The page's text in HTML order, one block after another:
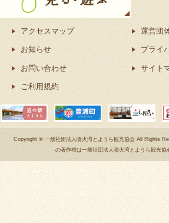
アクセスマップ
お知らせ
お問い合わせ
ご利用規約
運営団
プライ
サイト
Copyright © 一般社団法人噴火湾とようら観光協会 All Rights
の著作権は一般社団法人噴火湾とようら観光協